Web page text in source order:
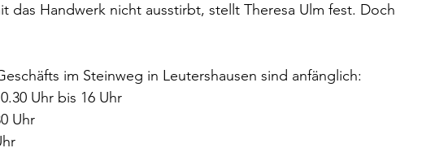
das Handwerk nicht ausstirbt, stellt Theresa Ulm fest. Doch
im Steinweg in Leutershausen sind anfänglich:
Uhr bis 16 Uhr
Uhr